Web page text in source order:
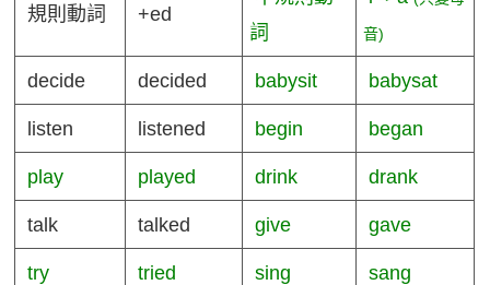
規則動詞 +ed
詞
音)
decide decided babysit babysat
listen listened begin began
play played drink drank
talk talked give gave
try tried sing sang